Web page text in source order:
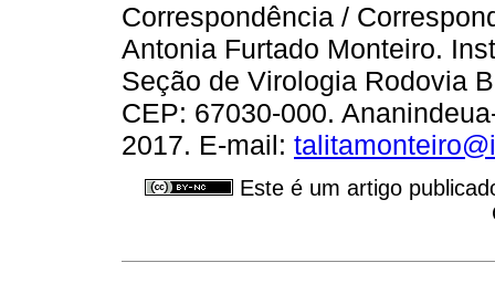
Correspondência /
Antonia Furtado Monteiro.
Seção de Virologia Rodovia
CEP: 67030-000.
2017. E-mail:
Este é um artigo